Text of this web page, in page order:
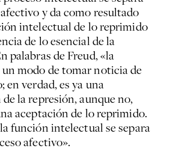
y da como resultado
intelectual de lo reprimido
de lo esencial de la
palabras de Freud, «la
un modo de tomar noticia de
en verdad, es ya una
la represión, aunque no,
aceptación de lo reprimido.
función intelectual se separa
afectivo».